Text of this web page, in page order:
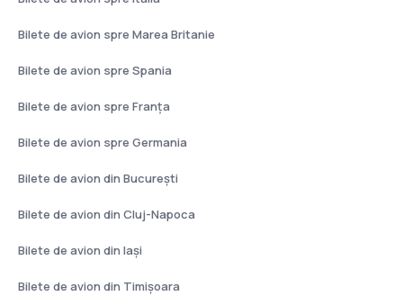
Bilete de avion spre Marea Britanie
Bilete de avion spre Spania
Bilete de avion spre Franţa
Bilete de avion spre Germania
Bilete de avion din București
Bilete de avion din Cluj-Napoca
Bilete de avion din Iași
Bilete de avion din Timișoara